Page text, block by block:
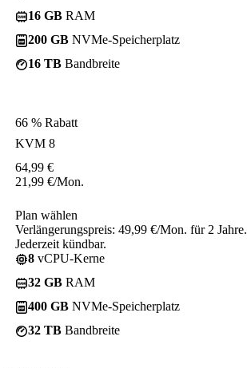
16 GB RAM
200 GB NVMe-Speicherplatz
16 TB Bandbreite
66 % Rabatt
KVM 8
64,99 €
21,99 €/Mon.
Plan wählen
Verlängerungspreis: 49,99 €/Mon. für 2 Jahre.
Jederzeit kündbar.
8 vCPU-Kerne
32 GB RAM
400 GB NVMe-Speicherplatz
32 TB Bandbreite